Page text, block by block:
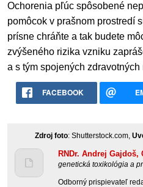
Ochorenia pľúc spôsobené
pomôcok v prašnom prostredí
prísne chráňte a tak budete
zvýšeného rizika vzniku
a s tým spojených zdravotných
FACEBOOK
Zdroj foto: Shutterstock.com,
RNDr. Andrej Gajdoš,
genetická toxikológia a
Odborný prispievateľ